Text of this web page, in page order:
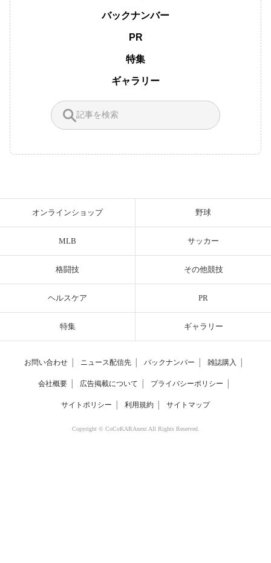
バックナンバー
PR
特集
ギャラリー
オンラインショップ 野球
MLB サッカー
格闘技 その他競技
ヘルスケア PR
特集 ギャラリー
お問い合わせ ニュース配信先 バックナンバー 雑誌購入
会社概要 広告掲載について プライバシーポリシー
サイトポリシー 利用規約 サイトマップ
Copyright © CoCoKARAnext All Rights Reserved.